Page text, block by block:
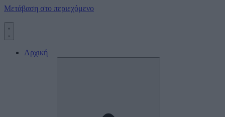
Μετάβαση στο περιεχόμενο
Αρχική